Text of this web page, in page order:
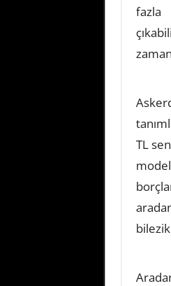
fazla
TL